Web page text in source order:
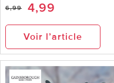
6,99 4,99
Voir l’article